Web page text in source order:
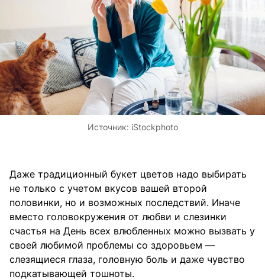
Источник: iStockphoto
Даже традиционный букет цветов надо выбирать
не только с учетом вкусов вашей второй
половинки, но и возможных последствий. Иначе
вместо головокружения от любви и слезинки
счастья на День всех влюбленных можно вызвать у
своей любимой проблемы со здоровьем —
слезящиеся глаза, головную боль и даже чувство
подкатывающей тошноты.